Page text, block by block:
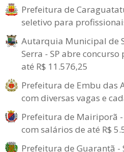
Prefeitura de
seletivo para
Autarquia Municipal de
Serra - SP abre
até R$ 11.576,25
Prefeitura de Embu das
com diversas vagas e
Prefeitura de Mairiporã
com salários de até R$
Prefeitura de Guarantã -